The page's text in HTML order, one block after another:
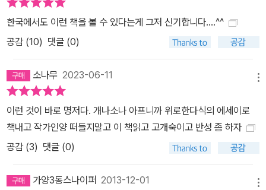
으로 소문난 암호랑이다. 그의 자식들인 월백, 설백, 천지백은 어미와
함께 아름다운 땅 시베리아에서 인간의 덫과 혹한, 극심한 식량난을
극복하며 잔혹하지만 평화로운 시간을 보내고 있다. 그러나 이 가족
의 평화는 오래 지속되지 못하고, 인간의 잔인한 밀렵과 참혹한 굶주
림 앞에 처참히 무너지고 만다. 한때 우수리 일대를 호령했으나 숲의
역사와 함께 사라져가는 호랑이들, 그러나 이들의 후손들은 또다시
삶을 영위하고 새로운 역사를 써나가고 있다. 영화보다 극적이고 소
설보다 경이로운 불멸의 대서사시! "놀랍다! 재미있다! 압도적이다!
완벽하다!" 저자는 1995년부터 지금까지 우수리와 만주, 북한 국경
해 왔다. 한 해의 절반은 호랑의 흔적을 찾아 산맥을 넘고 숲을 헤맸으
한국에서도 이런 책을 볼 수 있다는게 그저 신기합니다....^^
공감 (10) 댓글 (0)
소나무 2023-06-11
이런 것이 바로 명저다. 개나소나 아프니까 위로한다식의 에세이로
책내고 작가인양 떠들지말고 이 책읽고 고개숙이고 반성 좀 하자
공감 (3) 댓글 (0)
가양3동스나이퍼 2013-12-01